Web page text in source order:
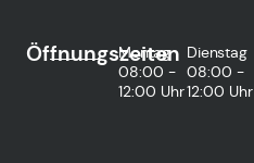
Öffnungszeiten
Montag
08:00 -
12:00 Uhr
Dienstag
08:00 -
12:00 Uhr